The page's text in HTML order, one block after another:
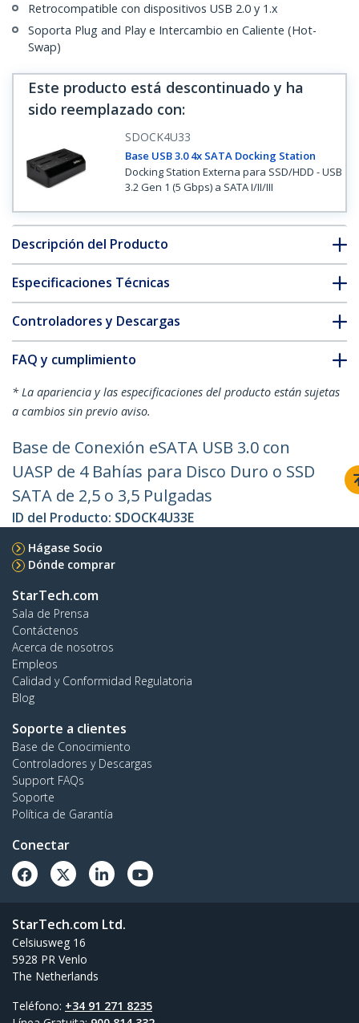
Retrocompatible con dispositivos USB 2.0 y 1.x
Soporta Plug and Play e Intercambio en Caliente (Hot-
Swap)
Este producto está descontinuado y ha
sido reemplazado con:
SDOCK4U33
Base USB 3.0 4x SATA Docking Station
Docking Station Externa para SSD/HDD - USB
3.2 Gen 1 (5 Gbps) a SATA I/II/III
Descripción del Producto
Especificaciones Técnicas
Controladores y Descargas
FAQ y cumplimiento
* La apariencia y las especificaciones del producto están sujetas
a cambios sin previo aviso.
Base de Conexión eSATA USB 3.0 con
UASP de 4 Bahías para Disco Duro o SSD
SATA de 2,5 o 3,5 Pulgadas
ID del Producto: SDOCK4U33E
Hágase Socio
Dónde comprar
StarTech.com
Sala de Prensa
Contáctenos
Acerca de nosotros
Empleos
Calidad y Conformidad Regulatoria
Blog
Soporte a clientes
Base de Conocimiento
Controladores y Descargas
Support FAQs
Soporte
Política de Garantía
Conectar
StarTech.com Ltd.
Celsiusweg 16
5928 PR Venlo
The Netherlands
Teléfono: +34 91 271 8235